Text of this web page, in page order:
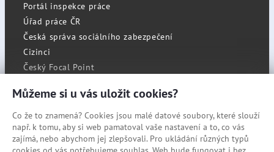
Portál inspekce práce
Úřad práce ČR
Česká správa sociálního zabezpečení
Cizinci
Český Focal Point
RSS
Cookies
Můžeme si u vás uložit cookies?
Co že to znamená? Cookies jsou malé datové soubory, které slouží
např. k tomu, aby si web pamatoval vaše nastavení a to, co vás
zajímá, nebo abychom jej zlepšovali. Pro ukládání různých typů